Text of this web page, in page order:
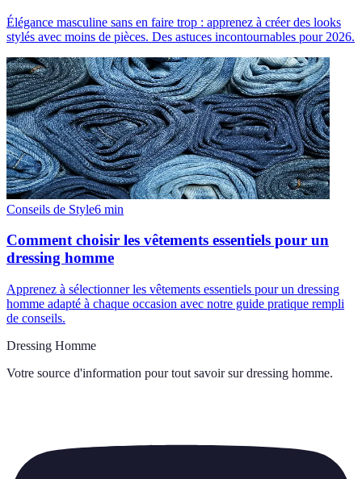
Élégance masculine sans en faire trop : apprenez à créer des looks
stylés avec moins de pièces. Des astuces incontournables pour 2026.
Conseils de Style6 min
Comment choisir les vêtements essentiels pour un
dressing homme
Apprenez à sélectionner les vêtements essentiels pour un dressing
homme adapté à chaque occasion avec notre guide pratique rempli
de conseils.
Dressing Homme
Votre source d'information pour tout savoir sur dressing homme.